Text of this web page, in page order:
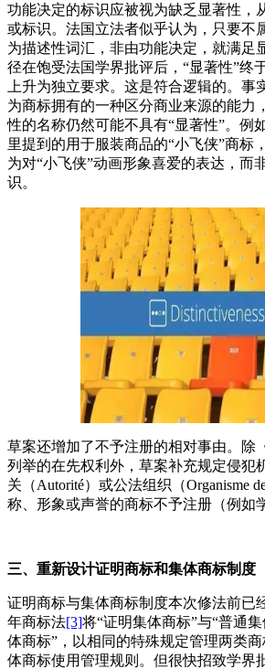
功能决定的标识应被视为缺乏显著性，
或标识。法国立法者似乎认为，只要不
为描述性词汇，非由功能决定，就满足
径在饱受法国学界批评后， “显著性”终
上升为独立要求。这是符合逻辑的。事
为商标拥有的一种区分商业来源的能力
性的名称仍然可能不具有“显著性”。例
里提到的用于服装商品的“小飞侠”商标
为对“小飞侠”动画形象喜爱的表达，而
识。
草案还增加了不予注册的相对事由。除
列举的在先权利外，草案补充规定侵犯
关（Autorité）或公法组织（Organisme
称、形象或声誉的商标不予注册（例如
三、重新设计证明商标和集体商标制度
证明商标与集体商标制度本次修法前已
年商标法[3]将“证明集体商标”与“普通
体商标” ，以相同的特殊规定管理两类
体商标使用管理规则。但很快招致学界